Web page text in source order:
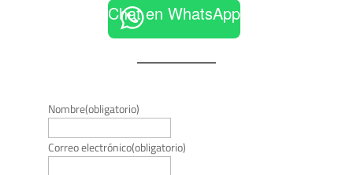
Chat en WhatsApp
Nombre(obligatorio)
Correo electrónico(obligatorio)